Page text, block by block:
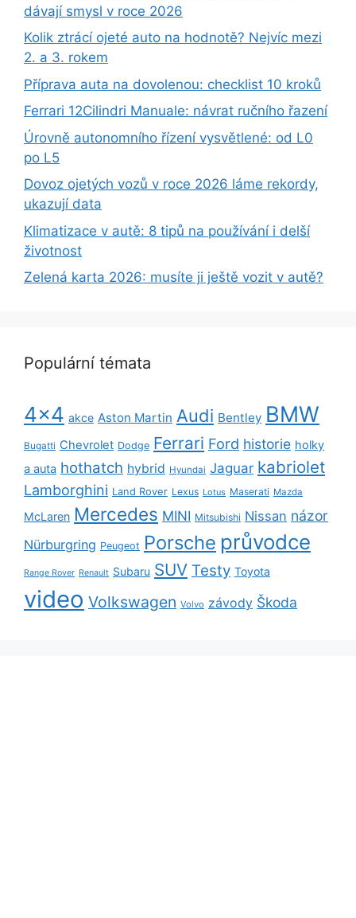
dávají smysl v roce 2026
Kolik ztrácí ojeté auto na hodnotě? Nejvíc mezi
2. a 3. rokem
Příprava auta na dovolenou: checklist 10 kroků
Ferrari 12Cilindri Manuale: návrat ručního řazení
Úrovně autonomního řízení vysvětlené: od L0
po L5
Dovoz ojetých vozů v roce 2026 láme rekordy,
ukazují data
Klimatizace v autě: 8 tipů na používání i delší
životnost
Zelená karta 2026: musíte ji ještě vozit v autě?
Populární témata
4x4 akce Aston Martin Audi Bentley BMW
Bugatti Chevrolet Dodge Ferrari Ford historie holky
a auta hothatch hybrid Hyundai Jaguar kabriolet
Lamborghini Land Rover Lexus Lotus Maserati Mazda
McLaren Mercedes MINI Mitsubishi Nissan názor
Nürburgring Peugeot Porsche průvodce
Range Rover Renault Subaru SUV Testy Toyota
video Volkswagen Volvo závody Škoda